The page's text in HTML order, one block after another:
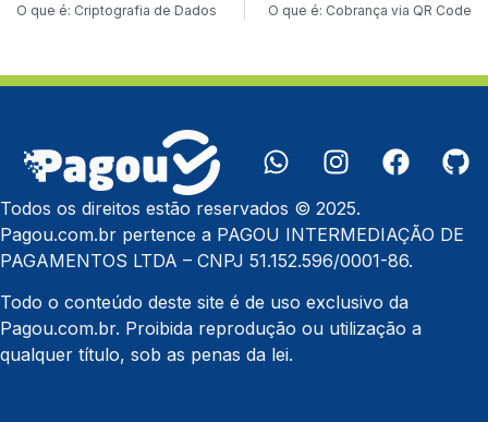
O que é: Criptografia de Dados
O que é: Cobrança via QR Code
Todos os direitos estão reservados © 2025.
Pagou.com.br pertence a PAGOU INTERMEDIAÇÃO DE
PAGAMENTOS LTDA – CNPJ 51.152.596/0001-86.
Todo o conteúdo deste site é de uso exclusivo da
Pagou.com.br. Proibida reprodução ou utilização a
qualquer título, sob as penas da lei.